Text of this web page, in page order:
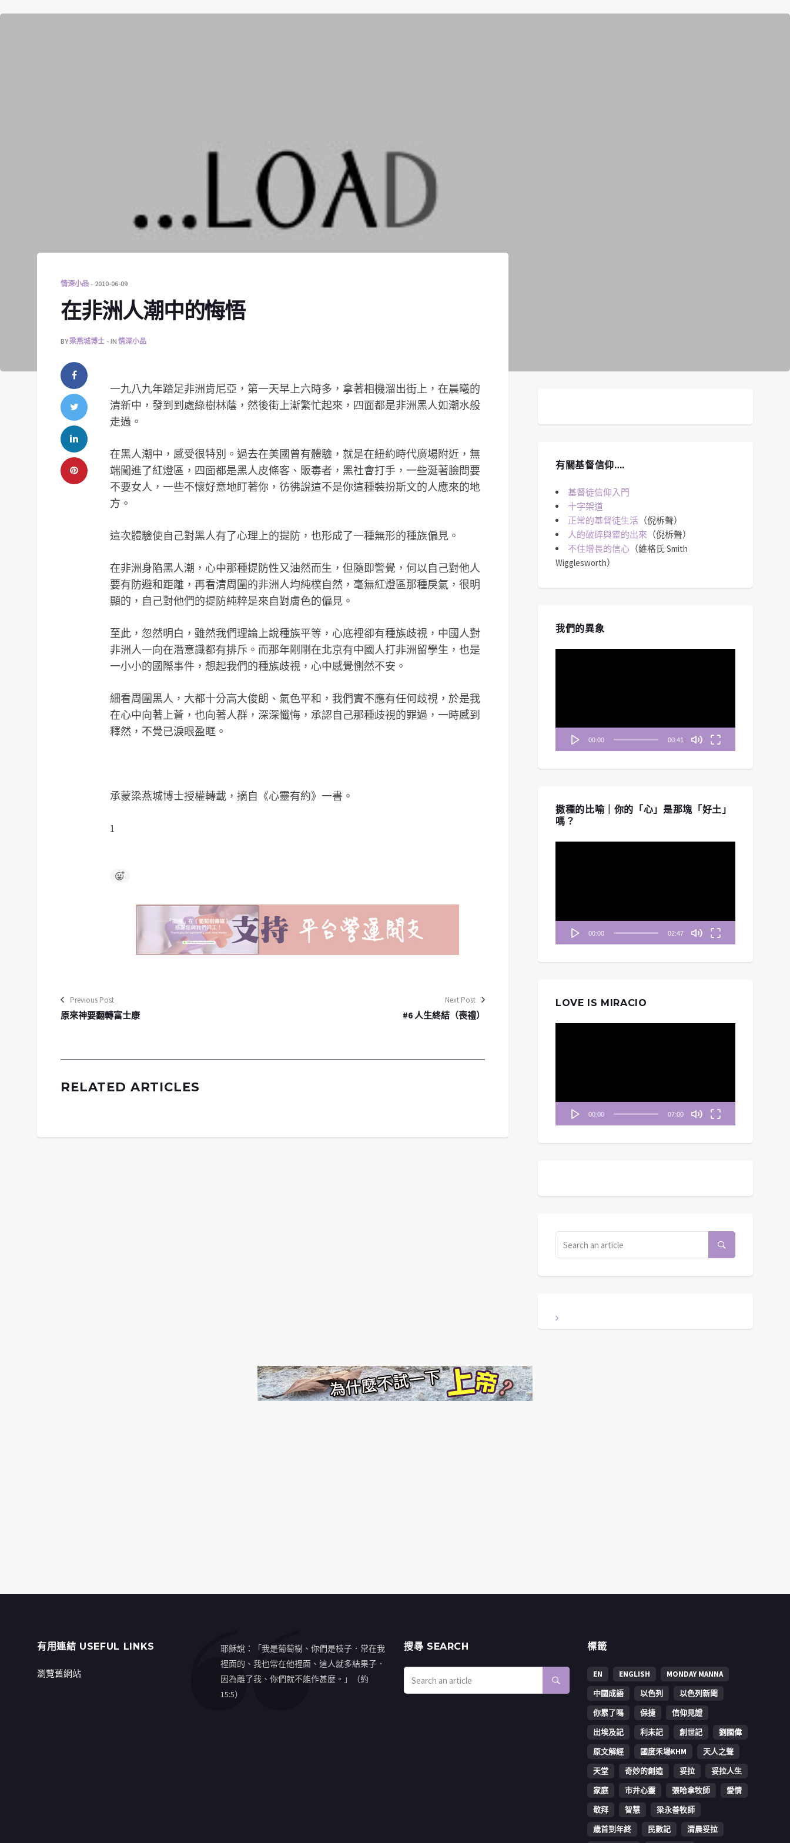
情深小品 2010-06-09
在非洲人潮中的悔悟
BY梁燕城博士 IN 情深小品
一九八九年踏足非洲肯尼亞，第一天早上六時多，拿著相機溜出街上，在晨曦的
清新中，發到到處綠樹林蔭，然後街上漸繁忙起來，四面都是非洲黑人如潮水般
走過。
在黑人潮中，感受很特別。過去在美國曾有體驗，就是在紐約時代廣場附近，無
端闖進了紅燈區，四面都是黑人皮條客、販毒者，黑社會打手，一些涎著臉問要
不要女人，一些不懷好意地盯著你，彷彿說這不是你這種裝扮斯文的人應來的地
方。
這次體驗使自己對黑人有了心理上的提防，也形成了一種無形的種族偏見。
在非洲身陷黑人潮，心中那種提防性又油然而生，但隨即警覺，何以自己對他人
要有防避和距離，再看清周圍的非洲人均純樸自然，毫無紅燈區那種戾氣，很明
顯的，自己對他們的提防純粹是來自對膚色的偏見。
至此，忽然明白，雖然我們理論上說種族平等，心底裡卻有種族歧視，中國人對
非洲人一向在潛意識都有排斥。而那年剛剛在北京有中國人打非洲留學生，也是
一小小的國際事件，想起我們的種族歧視，心中感覺惻然不安。
細看周圍黑人，大都十分高大俊朗、氣色平和，我們實不應有任何歧視，於是我
在心中向著上蒼，也向著人群，深深懺悔，承認自己那種歧視的罪過，一時感到
釋然，不覺已淚眼盈眶。
承蒙梁燕城博士授權轉載，摘自《心靈有約》一書。
1
Previous Post
原來神要翻轉富士康
Next Post
#6 人生終結（喪禮）
RELATED ARTICLES
有關基督信仰….
基督徒信仰入門
十字架道
正常的基督徒生活 （倪柝聲）
人的破碎與靈的出來 （倪柝聲）
不住增長的信心 （維格氏 Smith
Wigglesworth）
我們的異象
00:00 00:41
撒種的比喻｜你的「心」是那塊「好土」
嗎？
00:00 02:47
LOVE IS MIRACIO
00:00 07:00
有用連結 USEFUL LINKS
瀏覽舊網站
耶穌說：「我是葡萄樹、你們是枝子．常在我
裡面的、我也常在他裡面、這人就多結果子．
因為離了我、你們就不能作甚麼。」（約
15:5）
搜㝷 SEARCH 標籤
EN ENGLISH
MONDAY MANNA
中國成語
以色列
以色列新聞
你累了嗎
保捷
信仰見證
出埃及記
利未記 創世記
劉國偉
原文解經
國度禾場KHM
天人之聲
天堂
奇妙的創造 妥拉
妥拉人生
家庭
市井心靈 張哈拿牧師
愛情
敬拜
智慧
梁永善牧師
歳首到年終
民數記 清晨妥拉